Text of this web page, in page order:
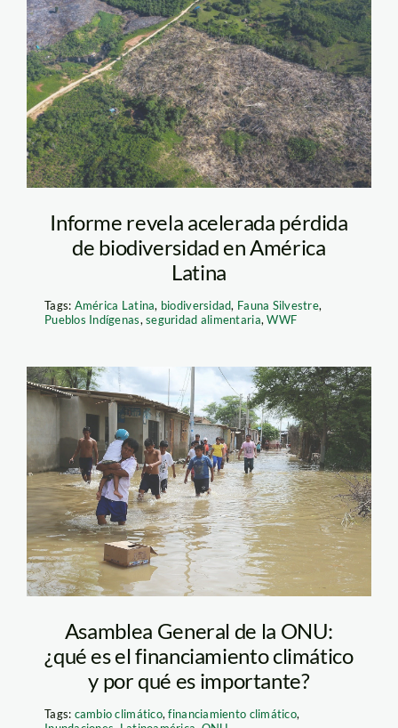
Yurimaguas_Jeberos_12
Informe revela acelerada pérdida
de biodiversidad en América
Latina
Tags: América Latina, biodiversidad, Fauna Silvestre,
Pueblos Indígenas,seguridad alimentaria,WWF
Piura SPDA-124
Asamblea General de la ONU:
¿qué es el financiamiento climático
y por qué es importante?
Tags: cambio climático,financiamiento climático,